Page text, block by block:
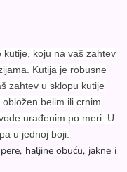
koju na vaš zahtev
Kutija je robusne
zahtev u sklopu kutije
belim ili crnim
urađenim po meri. U
u jednoj boji.
haljine obuću, jakne i